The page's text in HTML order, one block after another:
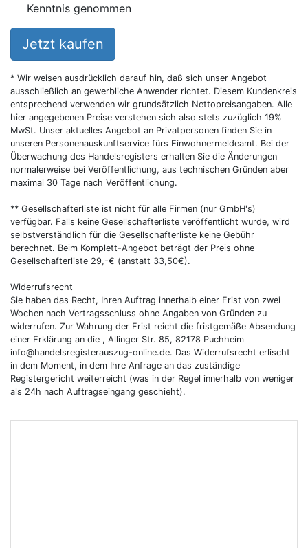
Kenntnis genommen
Jetzt kaufen
* Wir weisen ausdrücklich darauf hin, daß sich unser Angebot
ausschließlich an gewerbliche Anwender richtet. Diesem Kundenkreis
entsprechend verwenden wir grundsätzlich Nettopreisangaben. Alle
hier angegebenen Preise verstehen sich also stets zuzüglich 19%
MwSt. Unser aktuelles Angebot an Privatpersonen finden Sie in
unseren Personenauskunftservice fürs Einwohnermeldeamt. Bei der
Überwachung des Handelsregisters erhalten Sie die Änderungen
normalerweise bei Veröffentlichung, aus technischen Gründen aber
maximal 30 Tage nach Veröffentlichung.
** Gesellschafterliste ist nicht für alle Firmen (nur GmbH's)
verfügbar. Falls keine Gesellschafterliste veröffentlicht wurde, wird
selbstverständlich für die Gesellschafterliste keine Gebühr
berechnet. Beim Komplett-Angebot beträgt der Preis ohne
Gesellschafterliste 29,-€ (anstatt 33,50€).
Widerrufsrecht
Sie haben das Recht, Ihren Auftrag innerhalb einer Frist von zwei
Wochen nach Vertragsschluss ohne Angaben von Gründen zu
widerrufen. Zur Wahrung der Frist reicht die fristgemäße Absendung
einer Erklärung an die , Allinger Str. 85, 82178 Puchheim
info@handelsregisterauszug-online.de. Das Widerrufsrecht erlischt
in dem Moment, in dem Ihre Anfrage an das zuständige
Registergericht weiterreicht (was in der Regel innerhalb von weniger
als 24h nach Auftragseingang geschieht).